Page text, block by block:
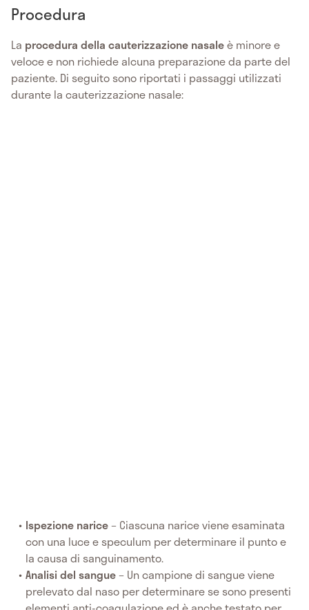
Procedura
La procedura della cauterizzazione nasaleè minore e
veloce e non richiede alcuna preparazione da parte del
paziente. Di seguito sono riportati i passaggi utilizzati
durante la cauterizzazione nasale:
Ispezione narice– Ciascuna narice viene esaminata
con una luce e speculum per determinare il punto e
la causa di sanguinamento.
Analisidel sangue– Un campione di sangue viene
prelevato dal naso per determinare se sono presenti